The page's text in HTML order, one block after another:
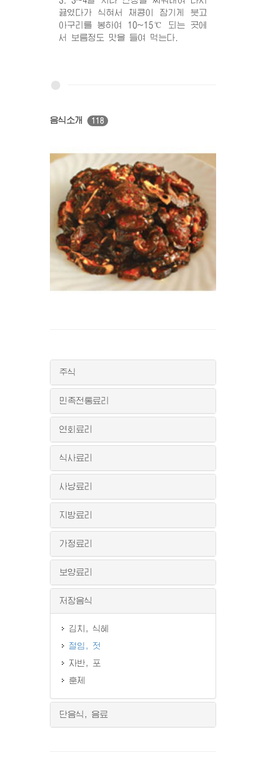
끓였다가 식혀서 채콩이 잠기게 붓고
아구리를 봉하여 10~15℃ 되는 곳에
서 보름정도 맛을 들여 먹는다.
음식소개 118
주식
민족전통료리
연회료리
식사료리
사냥료리
지방료리
가정료리
보양료리
저장음식
김치, 식혜
절임, 젓
자반, 포
훈제
단음식, 음료